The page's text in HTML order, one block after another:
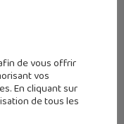
de vous offrir
vos
En cliquant sur
de tous les